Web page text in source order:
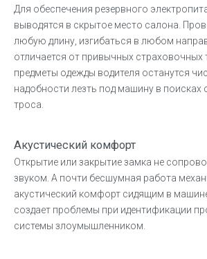
Для обеспечения резервного
выводятся в скрытое место салона.
любую длину, изгибаться в любом
отличается от привычных страховочных
предметы одежды водителя останутся
надобности лезть под машину в поисках
троса.
Акустический комфорт
Открытие или закрытие замка не
звуком. А почти бесшумная работа
акустический комфорт сидящим в
создает проблемы при идентификации
системы злоумышленником.